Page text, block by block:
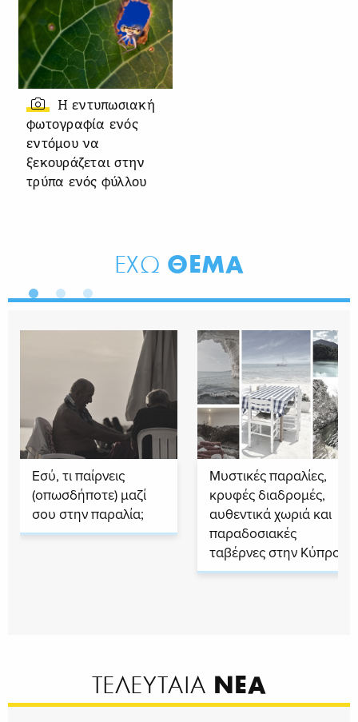
Η εντυπωσιακή
φωτογραφία ενός
εντόμου να
ξεκουράζεται στην
τρύπα ενός φύλλου
ΕΧΩ ΘΕΜΑ
Εσύ, τι παίρνεις
(οπωσδήποτε) μαζί
σου στην παραλία;
Μυστικές παραλίες,
κρυφές διαδρομές,
αυθεντικά χωριά και
παραδοσιακές
ταβέρνες στην Κύπρο
ΤΕΛΕΥΤΑΙΑ ΝΕΑ